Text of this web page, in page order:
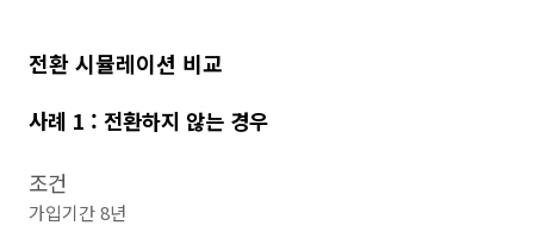
전환 시뮬레이션 비교
사례 1 : 전환하지 않는 경우
조건
가입기간 8년